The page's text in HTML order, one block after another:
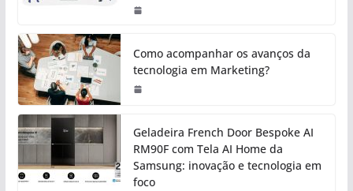
Como acompanhar os avanços da
tecnologia em Marketing?
Geladeira French Door Bespoke AI
RM90F com Tela AI Home da
Samsung: inovação e tecnologia em
foco